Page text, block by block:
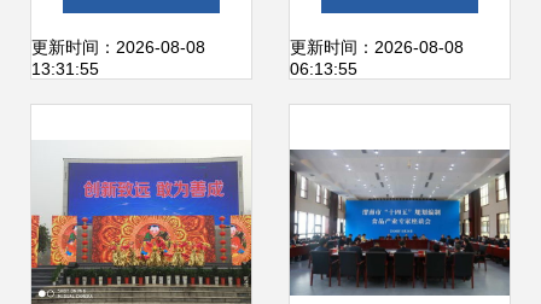
演团队庆新春文化
艺创作蔚然成风
更新时间：2026-08-08
13:31:55
本文件之九
更新时间：2026-08-08
06:13:55